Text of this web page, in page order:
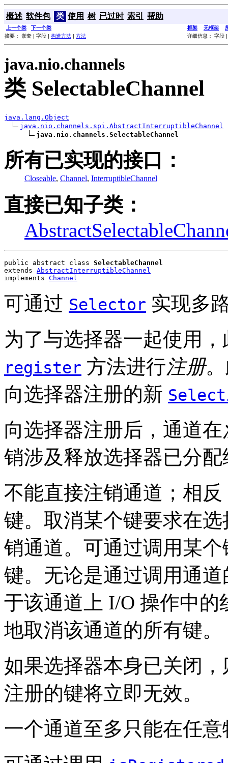
概述 软件包 类 使用 树 已过时 索引 帮助
上一个类 下一个类 框架 无框架
摘要： 嵌套 | 字段 | 构造方法 | 方法 详细信息： 字段
java.nio.channels
类 SelectableChannel
java.lang.Object
java.nio.channels.spi.AbstractInterruptibleChannel
java.nio.channels.SelectableChannel
所有已实现的接口：
Closeable, Channel, InterruptibleChannel
直接已知子类：
public abstract class SelectableChannel
extends AbstractInterruptibleChannel
implements Channel
可通过 Selector 实现多
为了与选择器一起使用
register 方法进行注册
向选择器注册的新
向选择器注册后，通道在
销涉及释放选择器已分
不能直接注销通道；相反
键。取消某个键要求在
销通道。可通过调用某
键。无论是通过调用通
于该通道上 I/O 操作中
地取消该通道的所有键。
如果选择器本身已关闭
注册的键将立即无效。
一个通道至多只能在任